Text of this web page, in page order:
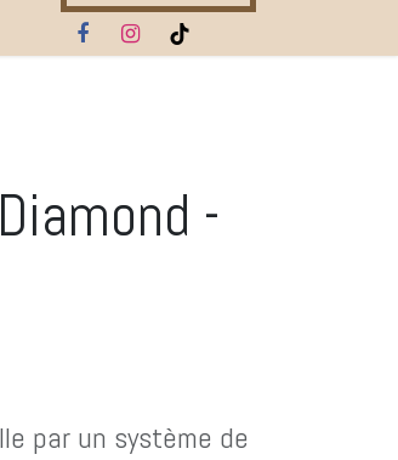
-
par un système de